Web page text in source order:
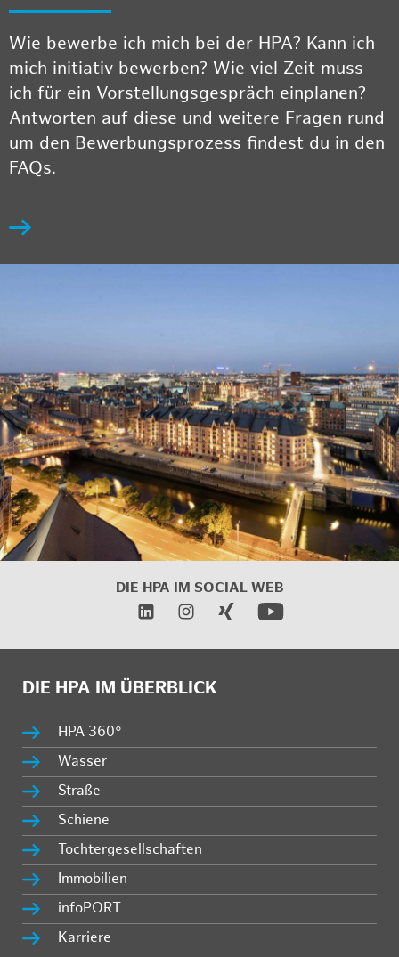
Wie bewerbe ich mich bei der HPA? Kann ich
mich initiativ bewerben? Wie viel Zeit muss
ich für ein Vorstellungsgespräch einplanen?
Antworten auf diese und weitere Fragen rund
um den Bewerbungsprozess findest du in den
FAQs.
DIE HPA IM SOCIAL WEB
DIE HPA IM ÜBERBLICK
HPA 360°
Wasser
Straße
Schiene
Tochtergesellschaften
Immobilien
infoPORT
Karriere